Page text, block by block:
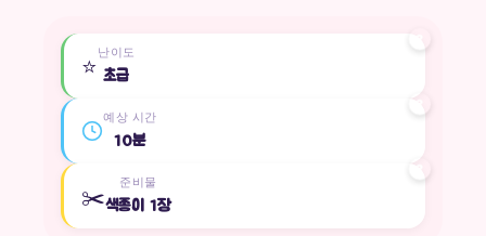
⭐
난이도
초급
예상 시간
10분
✂️
준비물
색종이 1장